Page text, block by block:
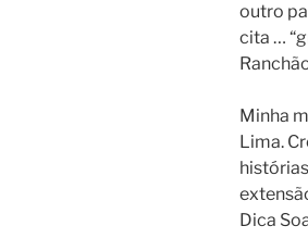
outro
cita …
Minha
Lima.
Dica